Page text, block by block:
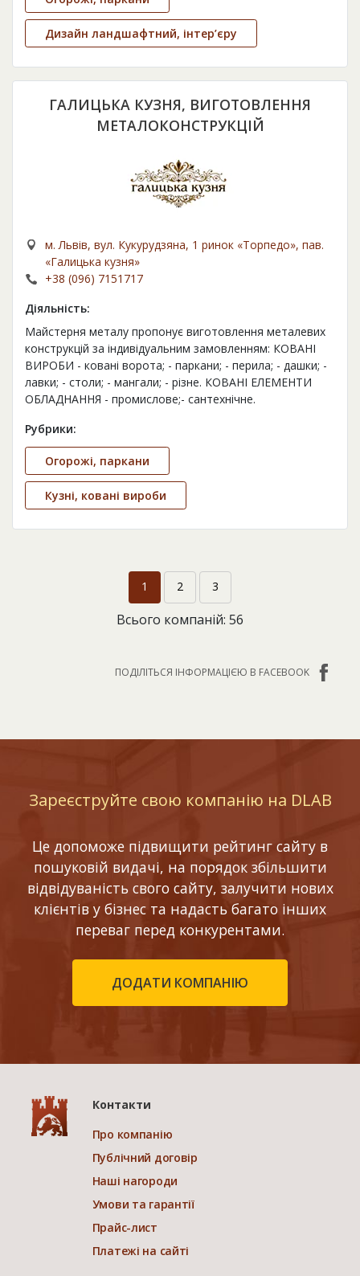
Дизайн ландшафтний, інтер’єру
ГАЛИЦЬКА КУЗНЯ, ВИГОТОВЛЕННЯ
МЕТАЛОКОНСТРУКЦІЙ
м. Львів, вул. Кукурудзяна, 1 ринок «Торпедо», пав.
«Галицька кузня»
+38 (096) 7151717
Діяльність:
Майстерня металу пропонує виготовлення металевих
конструкцій за індивідуальним замовленням: КОВАНІ
ВИРОБИ - ковані ворота; - паркани; - перила; - дашки; -
лавки; - столи; - мангали; - різне. КОВАНІ ЕЛЕМЕНТИ
ОБЛАДНАННЯ - промислове;- сантехнічне.
Рубрики:
Огорожі, паркани
Кузні, ковані вироби
1 2 3
Всього компаній: 56
ПОДІЛІТЬСЯ ІНФОРМАЦІЄЮ В FACEBOOK
Зареєструйте свою компанію на DLAB
Це допоможе підвищити рейтинг сайту в
пошуковій видачі, на порядок збільшити
відвідуваність свого сайту, залучити нових
клієнтів у бізнес та надасть багато інших
переваг перед конкурентами.
ДОДАТИ КОМПАНІЮ
Контакти
Про компанію
Публічний договір
Наші нагороди
Умови та гарантії
Прайс-лист
Платежі на сайті